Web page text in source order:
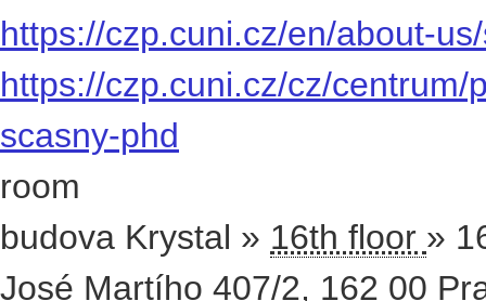
+420 724 698 015,+420 220
www
https://czp.cuni.cz/en/about-
https://czp.cuni.cz/cz/
scasny-phd
room